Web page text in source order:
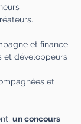
et finance
et développeurs
et
un concours